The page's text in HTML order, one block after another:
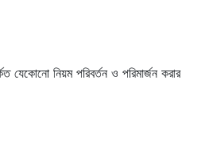
যেকোনো নিয়ম পরিবর্তন ও পরিমার্জন করার